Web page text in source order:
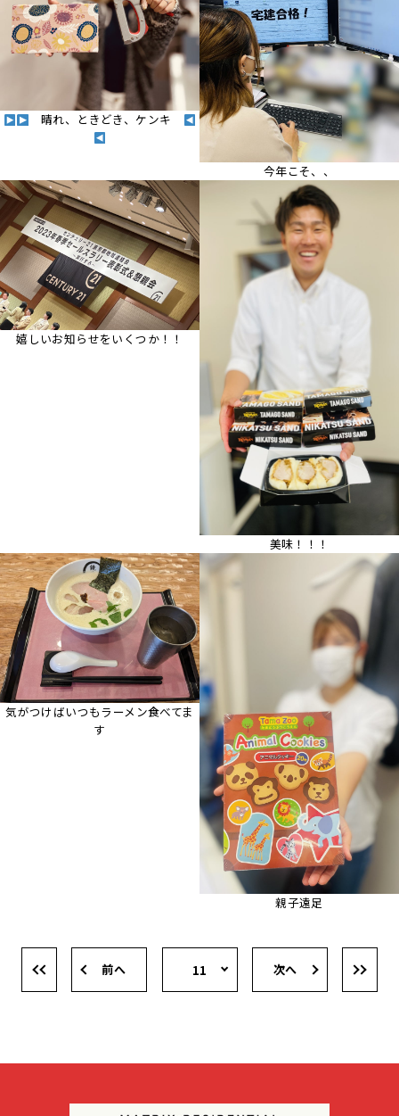
晴れ、ときどき、ケンキ
今年こそ、、
嬉しいお知らせをいくつか！！
美味！！！
気がつけばいつもラーメン食べてま
す
親子遠足
前へ 11 次へ